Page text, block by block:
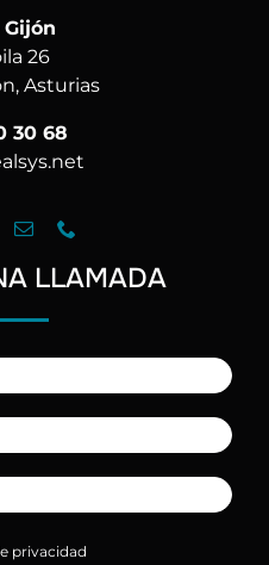
Gijón
26
Asturias
30 68
LLAMADA
privacidad